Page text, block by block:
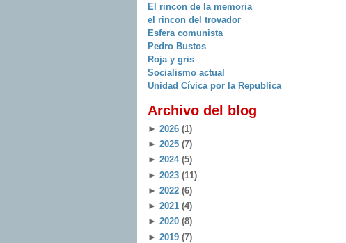
El rincon de la memoria
el rincon del trovador
Esfera comunista
Pedro Bustos
Roja y gris
Socialismo actual
Unidad Cívica por la Republica
Archivo del blog
► 2026 (1)
► 2025 (7)
► 2024 (5)
► 2023 (11)
► 2022 (6)
► 2021 (4)
► 2020 (8)
► 2019 (7)